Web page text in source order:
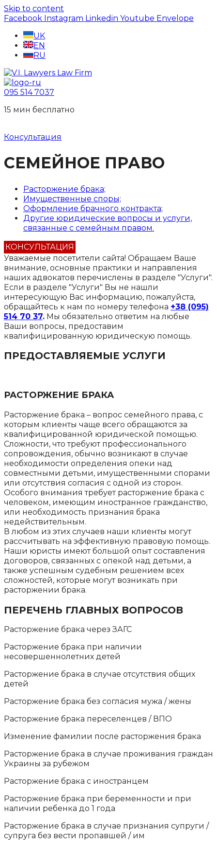
Skip to content
Facebook Instagram Linkedin Youtube Envelope
UK
EN
RU
095 514 7037
15 мин беcплатно
Консультация
СЕМЕЙНОЕ ПРАВО
Расторжение брака;
Имущественные споры;
Оформление брачного контракта;
Другие юридические вопросы и услуги,
связанные с семейным правом.
КОНСУЛЬТАЦИЯ
Уважаемые посетители сайта! Обращаем Ваше
внимание, основные практики и направления
наших адвокатов перечислены в разделе "Услуги".
Если в разделе "Услуги" Вы не нашли
интересующую Вас информацию, пожалуйста,
обращайтесь к нам по номеру телефона +38 (095)
514 70 37. Мы обязательно ответим на любые
Ваши вопросы, предоставим
квалифицированную юридическую помощь.
ПРЕДОСТАВЛЯЕМЫЕ УСЛУГИ
РАСТОРЖЕНИЕ БРАКА
Расторжение брака – вопрос семейного права, с
которым клиенты чаще всего обращаются за
квалифицированной юридической помощью.
Сложности, что требуют профессионального
сопровождения, обычно возникают в случае
необходимости определения опеки над
совместными детьми, имущественными спорами
или отсутствия согласия с одной из сторон.
Особого внимания требует расторжение брака с
человеком, имеющим иностранное гражданство,
или необходимость признания брака
недействительным.
В любом из этих случаев наши клиенты могут
рассчитывать на эффективную правовую помощь.
Наши юристы имеют большой опыт составления
договоров, связанных с опекой над детьми, а
также успешным судебным решением всех
сложностей, которые могут возникать при
расторжении брака.
ПЕРЕЧЕНЬ ГЛАВНЫХ ВОПРОСОВ
Расторжение брака через ЗАГС
Расторжение брака при наличии
несовершеннолетних детей
Расторжение брака в случае отсутствия общих
детей
Расторжение брака без согласия мужа / жены
Расторжение брака переселенцев / ВПО
Изменение фамилии после расторжения брака
Расторжение брака в случае проживания граждан
Украины за рубежом
Расторжение брака с иностранцем
Расторжение брака при беременности и при
наличии ребенка до 1 года
Расторжение брака в случае признания супруги /
супруга без вести пропавшей / им